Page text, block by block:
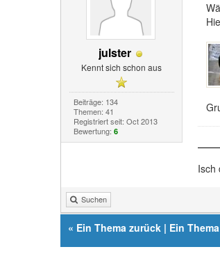
julster
Kennt sich schon aus
Beiträge: 134
Themen: 41
Registriert seit: Oct 2013
Bewertung: 6
Isch
Suchen
« Ein Thema zurück | Ein